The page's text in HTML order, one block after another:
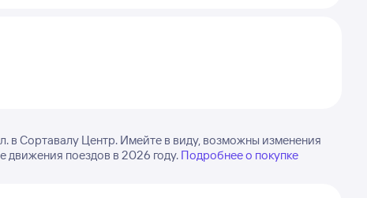
Сортавалу Центр. Имейте в виду, возможны изменения
движения поездов в 2026 году. Подробнее о покупке